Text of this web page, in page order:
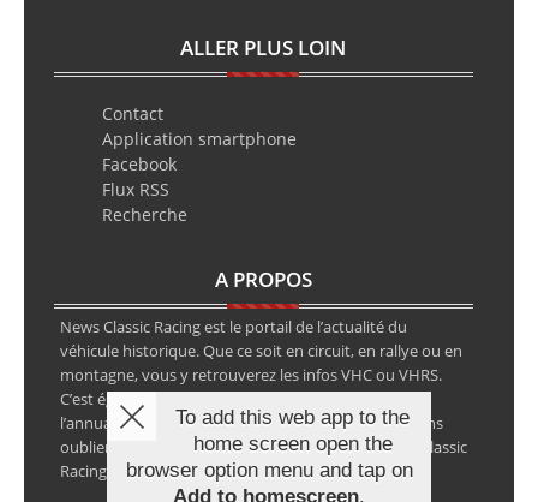
ALLER PLUS LOIN
Contact
Application smartphone
Facebook
Flux RSS
Recherche
A PROPOS
News Classic Racing est le portail de l’actualité du
véhicule historique. Que ce soit en circuit, en rallye ou en
montagne, vous y retrouverez les infos VHC ou VHRS.
C’est également le calendrier des épreuves ainsi que
l’annuaire des spécialistes de la voiture ancienne, sans
oublier les petites annonces avec notre partenaire Classic
Racing Annonces.
To add this web app to the
home screen open the
browser option menu and tap on
Add to homescreen.